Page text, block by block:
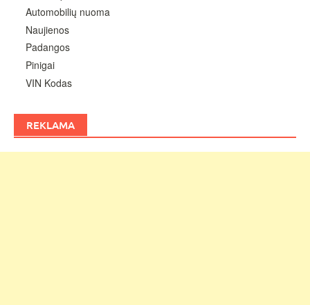
Automobilių nuoma
Naujienos
Padangos
Pinigai
VIN Kodas
REKLAMA